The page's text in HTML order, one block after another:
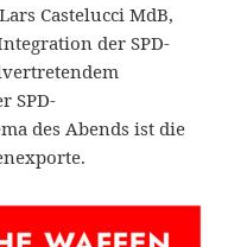
Castelucci MdB,
der SPD-
SPD-
des Abends ist die